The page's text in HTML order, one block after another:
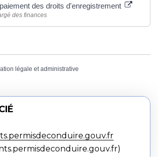
des droits d'enregistrement
des finances
légale et administrative